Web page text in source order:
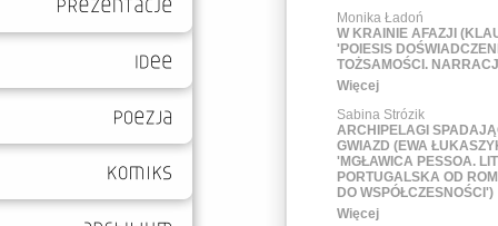
Monika Ładoń
W KRAINIE AFAZJI
'POIESIS
TOŻSAMOŚCI.
Więcej
Sabina Strózik
ARCHIPELAGI
GWIAZD (EWA
'MGŁAWICA PESSOA.
PORTUGALSKA OD
DO WSPÓŁCZESNOŚCI')
Więcej